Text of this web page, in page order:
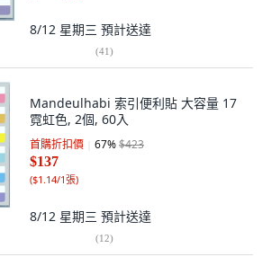
8/12 星期三 預計送達
(41)
Mandeulhabi 索引便利貼 大容量 17
霓虹色, 2個, 60入
首購折扣價 67%$423
$137
($1.14/1張)
8/12 星期三 預計送達
(12)